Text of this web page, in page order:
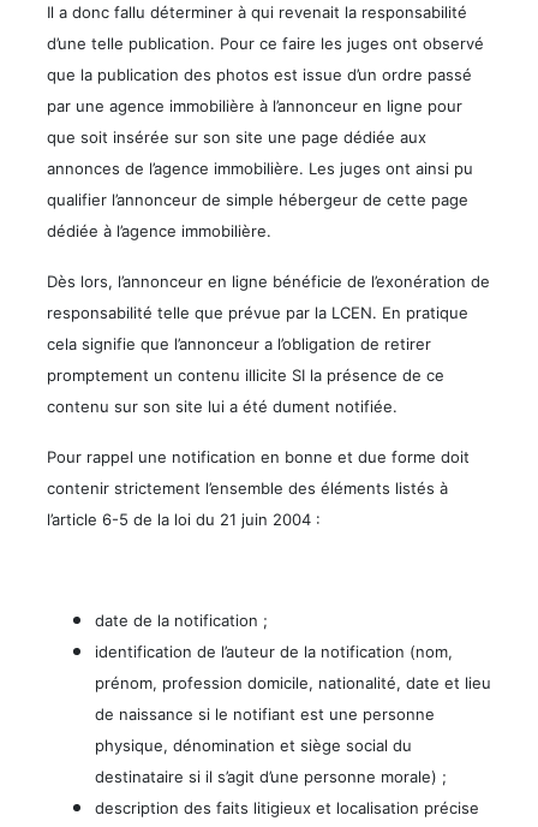
Il a donc fallu déterminer à qui revenait la responsabilité
d’une telle publication. Pour ce faire les juges ont observé
que la publication des photos est issue d’un ordre passé
par une agence immobilière à l’annonceur en ligne pour
que soit insérée sur son site une page dédiée aux
annonces de l’agence immobilière. Les juges ont ainsi pu
qualifier l’annonceur de simple hébergeur de cette page
dédiée à l’agence immobilière.
Dès lors, l’annonceur en ligne bénéficie de l’exonération de
responsabilité telle que prévue par la LCEN. En pratique
cela signifie que l’annonceur a l’obligation de retirer
promptement un contenu illicite SI la présence de ce
contenu sur son site lui a été dument notifiée.
Pour rappel une notification en bonne et due forme doit
contenir strictement l’ensemble des éléments listés à
l’article 6-5 de la loi du 21 juin 2004 :
date de la notification ;
identification de l’auteur de la notification (nom,
prénom, profession domicile, nationalité, date et lieu
de naissance si le notifiant est une personne
physique, dénomination et siège social du
destinataire si il s’agit d’une personne morale) ;
description des faits litigieux et localisation précise